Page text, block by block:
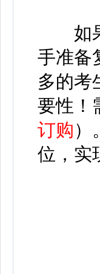
如果
手准备
多的考
要性！
订购）。
位，实